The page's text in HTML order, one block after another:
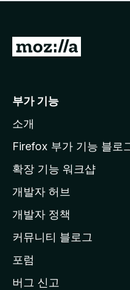
점
습
니
M
l
a
페
이
지
이
동
부가 기능
소개
Firefox 부가 기능 블로
확장 기능 워크샵
개발자 허브
개발자 정책
커뮤니티 블로그
포럼
버그 신고